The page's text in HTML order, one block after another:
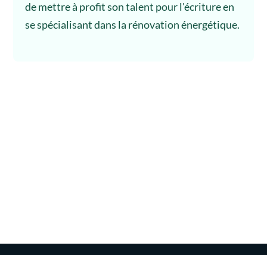
de mettre à profit son talent pour l'écriture en
se spécialisant dans la rénovation énergétique.